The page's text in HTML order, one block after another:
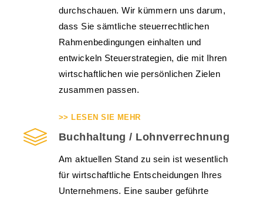
durchschauen. Wir kümmern uns darum,
dass Sie sämtliche steuerrechtlichen
Rahmenbedingungen einhalten und
entwickeln Steuerstrategien, die mit Ihren
wirtschaftlichen wie persönlichen Zielen
zusammen passen.
>> LESEN SIE MEHR
Buchhaltung / Lohnverrechnung
Am aktuellen Stand zu sein ist wesentlich
für wirtschaftliche Entscheidungen Ihres
Unternehmens. Eine sauber geführte